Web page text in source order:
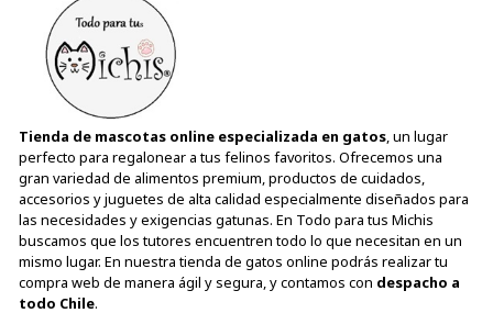
Tienda de mascotas online especializada en gatos, un lugar
perfecto para regalonear a tus felinos favoritos. Ofrecemos una
gran variedad de alimentos premium, productos de cuidados,
accesorios y juguetes de alta calidad especialmente diseñados para
las necesidades y exigencias gatunas. En Todo para tus Michis
buscamos que los tutores encuentren todo lo que necesitan en un
mismo lugar. En nuestra tienda de gatos online podrás realizar tu
compra web de manera ágil y segura, y contamos con despacho a
todo Chile.